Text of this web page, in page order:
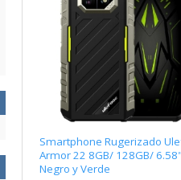
Smartphone Rugerizado
Armor 22 8GB/ 128GB/
Negro y Verde